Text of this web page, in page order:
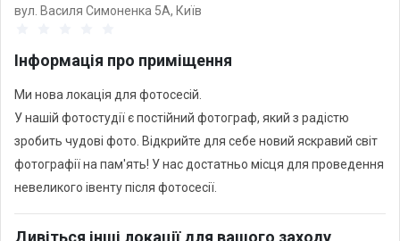
вул. Василя Симоненка 5А, Київ
Інформація про приміщення
Ми нова локація для фотосесій.
У нашій фотостудії є постійний фотограф, який з радістю
зробить чудові фото. Відкрийте для себе новий яскравий світ
фотографії на пам'ять! У нас достатньо місця для проведення
невеликого івенту після фотосесії.
Дивіться інші локації для вашого заходу